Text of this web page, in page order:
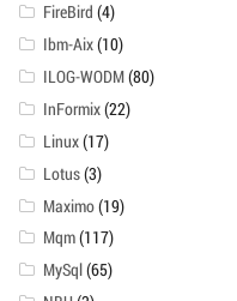
FireBird (4)
Ibm-Aix(10)
ILOG-WODM(80)
InFormix(22)
Linux(17)
Lotus(3)
Maximo(19)
Mqm(117)
MySql(65)